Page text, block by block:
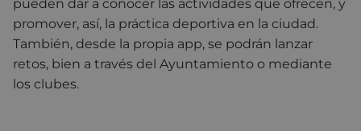
pueden dar a conocer las actividades que ofrecen, y
promover, así, la práctica deportiva en la ciudad.
También, desde la propia app, se podrán lanzar
retos, bien a través del Ayuntamiento o mediante
los clubes.